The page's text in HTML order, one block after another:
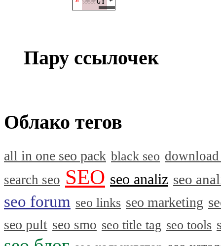
Пару ссылочек
Облако тегов
all in one seo pack black seo download
search seo SEO seo analiz seo
seo forum seo links seo marketing
seo pult seo smo seo title tag seo tools